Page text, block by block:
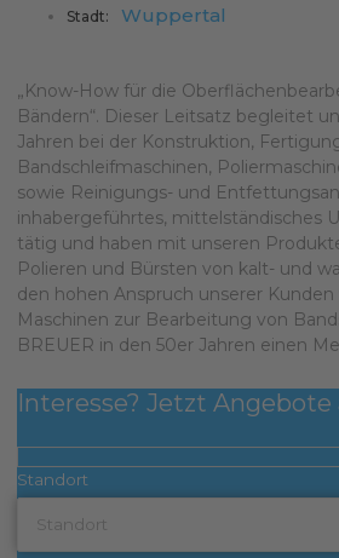
Stadt: Wuppertal
„Know-How für die
Bändern“. Dieser Leitsatz begleitet
Jahren bei der Konstruktion,
Bandschleifmaschinen,
sowie Reinigungs- und
inhabergeführtes, mittelständisches
tätig und haben mit unseren
Polieren und Bürsten von kalt- und
den hohen Anspruch unserer
Maschinen zur Bearbeitung von
BREUER in den 50er Jahren einen
Interesse? Jetzt Angebote
Standort